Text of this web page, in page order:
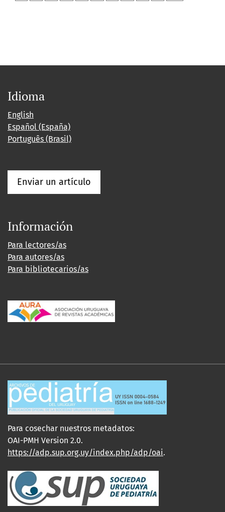
Idioma
English
Español (España)
Português (Brasil)
Enviar un artículo
Información
Para lectores/as
Para autores/as
Para bibliotecarios/as
Para cosechar nuestros metadatos:
OAI-PMH Version 2.0.
https://adp.sup.org.uy/index.php/adp/oai.